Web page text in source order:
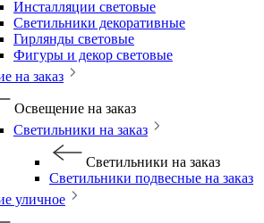
Инсталляции световые
Светильники декоративные
Гирлянды световые
Фигуры и декор световые
на заказ
Освещение на заказ
Светильники на заказ
Светильники на заказ
Светильники подвесные на заказ
уличное